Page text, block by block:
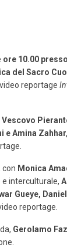
ore 10.00
del Sacro
reportage
Vescovo
e Amina Zahhar,
con Monica
e interculturale,
Gueye,
reportage.
Gerolamo